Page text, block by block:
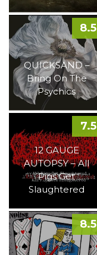
QUICKSAND –
Bring On The
Psychics
8.5
12 GAUGE
AUTOPSY – All
Pigs Get
Slaughtered
7.5
8.5